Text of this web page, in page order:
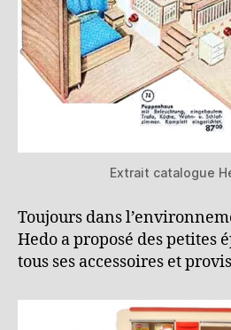
Extrait catalogue
Toujours dans
Hedo a proposé des petites
tous ses accessoires et